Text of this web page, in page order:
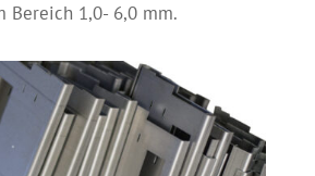
Bereich 1,0- 6,0 mm.